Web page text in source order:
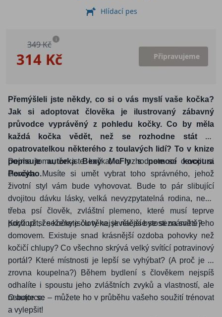
314 Kč
349 Kč i
Připravujeme
Hlídací pes
Přemýšleli jste někdy, co si o vás myslí vaše kočka?
Jak si adoptovat člověka je ilustrovaný zábavný
průvodce vyprávěný z pohledu kočky. Co by měla
každá kočka vědět, než se rozhodne stát se
opatrovatelkou některého z toulavých lidí? To v knize
popisuje autorka Bexy McFly s pomocí kocoura
Percyho.
Dejme tomu, že jste kočka, a rozhodnete se osvojit si
člověka. Musíte si umět vybrat toho správného, jehož
životní styl vám bude vyhovovat. Bude to pár slibující
dvojitou dávku lásky, velká nevyzpytatelná rodina, nebo
třeba psí člověk, zvláštní plemeno, které musí teprve
pochopit, že kočky jsou ty nejskvělejší bytosti na světě?
Když už si seženete člověka, je načase se seznámit s jeho
domovem. Existuje snad krásnější ozdoba pohovky než
kočičí chlupy? Co všechno skrývá velký svítící potravinový
portál? Které místnosti je lepší se vyhýbat? (A proč je to
zrovna koupelna?) Během bydlení s člověkem nejspíš
odhalíte i spoustu jeho zvláštních zvyků a vlastností, ale
nebojte se – můžete ho v průběhu vašeho soužití trénovat
a vylepšit!
O autorce: